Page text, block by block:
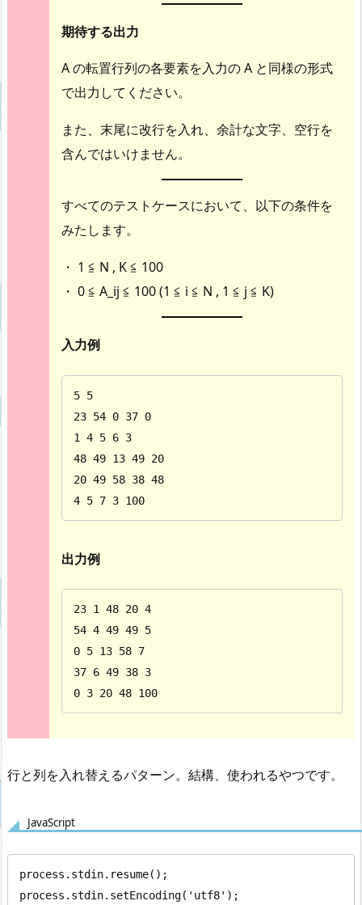
期待する出力
A の転置行列の各要素を入力の A と同様の形式
で出力してください。
また、末尾に改行を入れ、余計な文字、空行を
含んではいけません。
すべてのテストケースにおいて、以下の条件を
みたします。
・ 1 ≦ N , K ≦ 100
・ 0 ≦ A_ij ≦ 100 (1 ≦ i ≦ N , 1 ≦ j ≦ K)
入力例
5 5
23 54 0 37 0
1 4 5 6 3
48 49 13 49 20
20 49 58 38 48
4 5 7 3 100
出力例
23 1 48 20 4
54 4 49 49 5
0 5 13 58 7
37 6 49 38 3
0 3 20 48 100
行と列を入れ替えるパターン。結構、使われるやつです。
JavaScript
process.stdin.resume();
process.stdin.setEncoding('utf8');